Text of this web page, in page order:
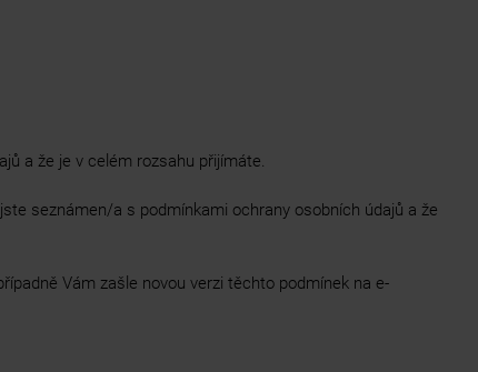
a že je v celém rozsahu přijímáte.
seznámen/a s podmínkami ochrany osobních údajů a že
Vám zašle novou verzi těchto podmínek na e-